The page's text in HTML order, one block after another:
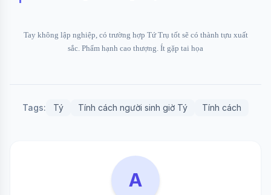
Tay không lập nghiệp, có trường hợp Tứ Trụ tốt sẽ có thành tựu xuất
sắc. Phẩm hạnh cao thượng. Ít gặp tai họa
Tags: Tý Tính cách người sinh giờ Tý Tính cách
A